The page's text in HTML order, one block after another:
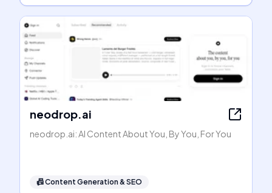
neodrop.ai
neodrop.ai: AI Content About You, By You, For You
📠Content Generation & SEO